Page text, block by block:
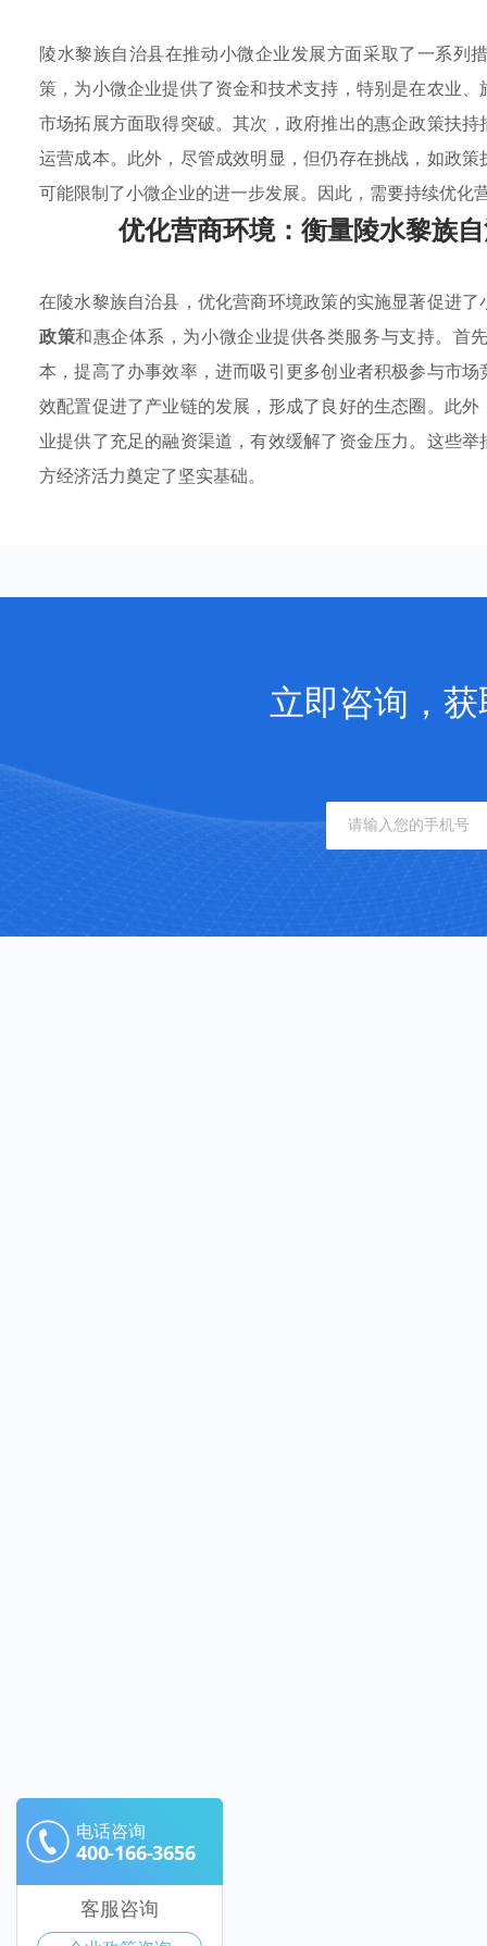
陵水黎族自治县在推动小微企业发展方面采取了一系列
策，为小微企业提供了资金和技术支持，特别是在农业
市场拓展方面取得突破。其次，政府推出的惠企政策扶
运营成本。此外，尽管成效明显，但仍存在挑战，如政
可能限制了小微企业的进一步发展。因此，需要持续优
优化营商环境：衡量陵水黎族
在陵水黎族自治县，优化营商环境政策的实施显著促进
政策和惠企体系，为小微企业提供各类服务与支持。首
本，提高了办事效率，进而吸引更多创业者积极参与市
效配置促进了产业链的发展，形成了良好的生态圈。此
业提供了充足的融资渠道，有效缓解了资金压力。这些
方经济活力奠定了坚实基础。
电话咨询
400-166-3656
客服咨询
立即咨询，